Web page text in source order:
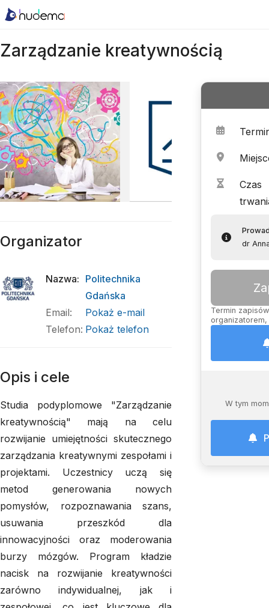
Zarządzanie kreatywnością
Czas
dr
Termin
W tym
Organizator
Nazwa: Politechnika
Gdańska
Email:
Pokaż e-mail
Telefon: Pokaż telefon
Opis i cele
Studia podyplomowe "Zarządzanie
kreatywnością" mają na celu
rozwijanie umiejętności skutecznego
zarządzania kreatywnymi zespołami i
projektami. Uczestnicy uczą się
metod generowania nowych
pomysłów, rozpoznawania szans,
usuwania przeszkód dla
innowacyjności oraz moderowania
burzy mózgów. Program kładzie
nacisk na rozwijanie kreatywności
zarówno indywidualnej, jak i